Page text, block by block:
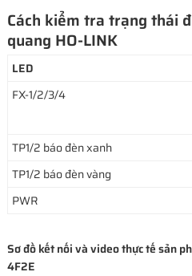
Cách kiểm tra trạng thái
quang HO-LINK
LED
FX-1/2/3/4
TP1/2 báo đèn xanh
TP1/2 báo đèn vàng
PWR
Sơ đồ kết nối và video thực tế sản
4F2E